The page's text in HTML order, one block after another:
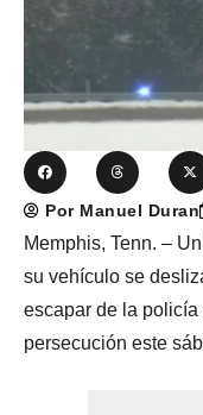
Por Manuel Duran
Memphis, Tenn. –
su vehículo se
escapar de la
persecución este